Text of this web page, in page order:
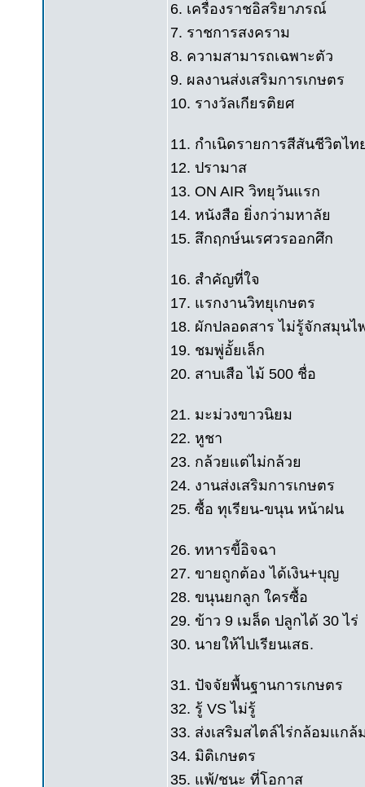
6. เครื่องราชอิสริยาภรณ์
7. ราชการสงคราม
8. ความสามารถเฉพาะตัว
9. ผลงานส่งเสริมการเกษตร
10. รางวัลเกียรติยศ
11. กำเนิดรายการสีสันชีวิตไท
12. ปรามาส
13. ON AIR วิทยุวันแรก
14. หนังสือ ยิ่งกว่ามหาลัย
15. สึกฤกษ์นเรศวรออกศึก
16. สำคัญที่ใจ
17. แรกงานวิทยุเกษตร
18. ผักปลอดสาร ไม่รู้จักสมุนไ
19. ชมพู่อั้ยเล็ก
20. สาบเสือ ไม้ 500 ชื่อ
21. มะม่วงขาวนิยม
22. หูชา
23. กล้วยแต่ไม่กล้วย
24. งานส่งเสริมการเกษตร
25. ซื้อ ทุเรียน-ขนุน หน้าฝน
26. ทหารขี้อิจฉา
27. ขายถูกต้อง ได้เงิน+บุญ
28. ขนุนยกลูก ใครซื้อ
29. ข้าว 9 เมล็ด ปลูกได้ 30 ไร่
30. นายให้ไปเรียนเสธ.
31. ปัจจัยพื้นฐานการเกษตร
32. รู้ VS ไม่รู้
33. ส่งเสริมสไตล์ไร่กล้อมแกล้
34. มิติเกษตร
35. แพ้/ชนะ ที่โอกาส